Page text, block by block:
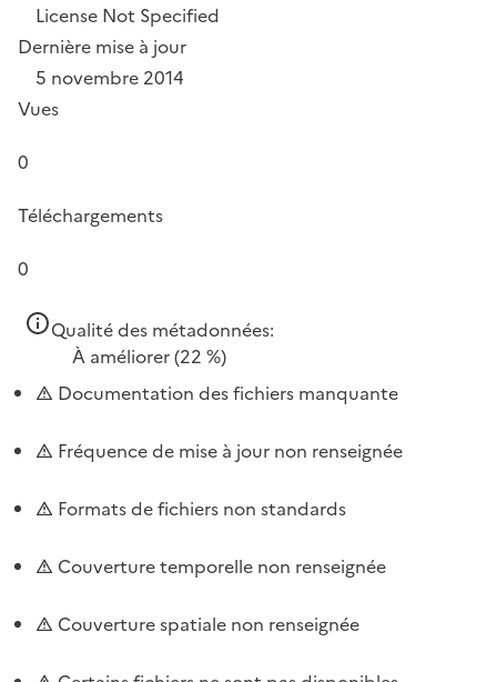
License Not Specified
Dernière mise à jour
5 novembre 2014
Vues
0
Téléchargements
0
Qualité des métadonnées:
À améliorer(22 %)
Documentation des fichiers manquante
Fréquence de mise à jour non renseignée
Formats de fichiers non standards
Couverture temporelle non renseignée
Couverture spatiale non renseignée